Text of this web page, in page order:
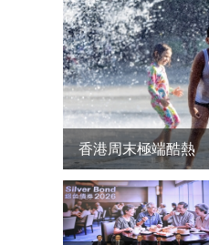
香港周末極端酷熱